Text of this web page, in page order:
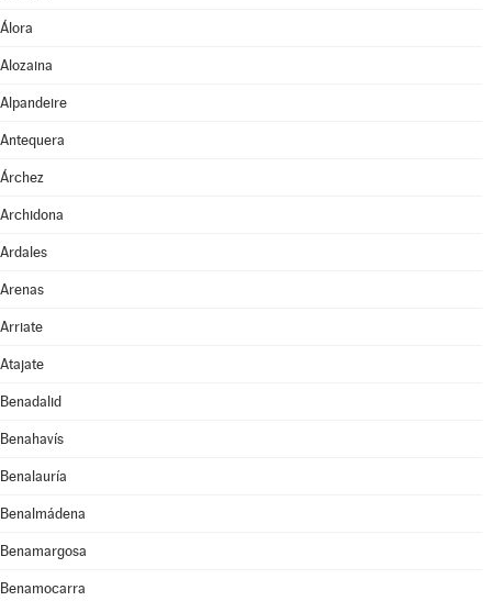
Álora
Alozaina
Alpandeire
Antequera
Árchez
Archidona
Ardales
Arenas
Arriate
Atajate
Benadalid
Benahavís
Benalauría
Benalmádena
Benamargosa
Benamocarra